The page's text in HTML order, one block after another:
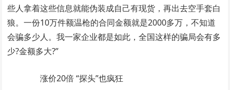
些人拿着这些信息就能伪装成自己有现货，再出去空手套白
狼。一份10万件额温枪的合同金额就是2000多万，不知道
会骗多少人。我一家企业都是如此，全国这样的骗局会有多
少?金额多大?”
涨价20倍 “探头”也疯狂